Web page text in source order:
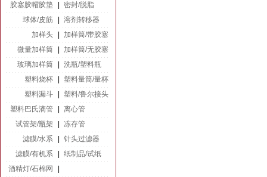
胶塞胶帽胶垫
密封/脱脂
球体/皮筋
溶剂转移器
加样头
加样筒/带胶塞
微量加样筒
加样筒/无胶塞
玻璃加样筒
洗瓶/塑料瓶
塑料烧杯
塑料量筒/量杯
塑料漏斗
塑料/鲁尔接头
塑料巴氏滴管
离心管
试管架/瓶架
冻存管
滤膜/水系
针头过滤器
滤膜/有机系
纸制品/试纸
酒精灯/石棉网